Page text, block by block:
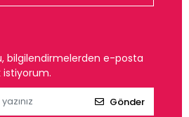
bilgilendirmelerden e-posta
istiyorum.
Gönder